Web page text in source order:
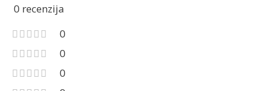
0 recenzija
0
0
0